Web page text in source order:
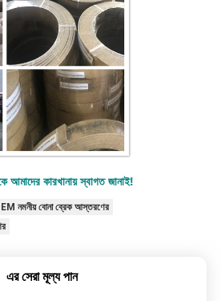
আমাদের কারখানায় স্বাগত জানাই!
নমনীয় বোনা ব্রেক আস্তরণের
এর সেরা মূল্য পান